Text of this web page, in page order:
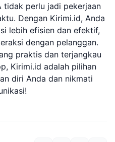
tidak perlu jadi pekerjaan
Dengan Kirimi.id, Anda
lebih efisien dan efektif,
dengan pelanggan.
praktis dan terjangkau
Kirimi.id adalah pilihan
diri Anda dan nikmati